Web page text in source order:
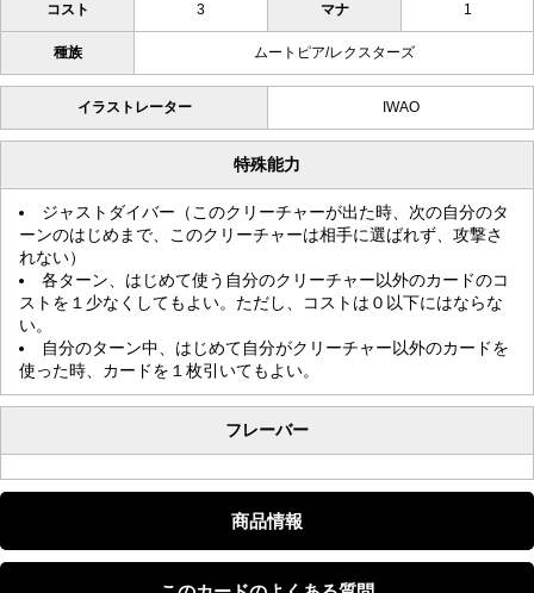
コスト 3 マナ 1
種族 ムートピア/レクスターズ
イラストレーター IWAO
特殊能力
ジャストダイバー（このクリーチャーが出た時、次の自分のタ
ーンのはじめまで、このクリーチャーは相手に選ばれず、攻撃さ
れない）
各ターン、はじめて使う自分のクリーチャー以外のカードのコ
ストを１少なくしてもよい。ただし、コストは０以下にはならな
い。
自分のターン中、はじめて自分がクリーチャー以外のカードを
使った時、カードを１枚引いてもよい。
フレーバー
商品情報